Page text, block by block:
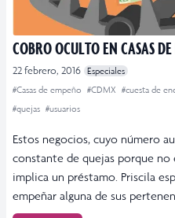
COBRO OCULTO EN CASAS
22 febrero, 2016 Especiales
#Casas de empeño #CDMX #cuesta de
#quejas #usuarios
Estos negocios, cuyo número
constante de quejas porque
implica un préstamo. Priscila
empeñar alguna de sus